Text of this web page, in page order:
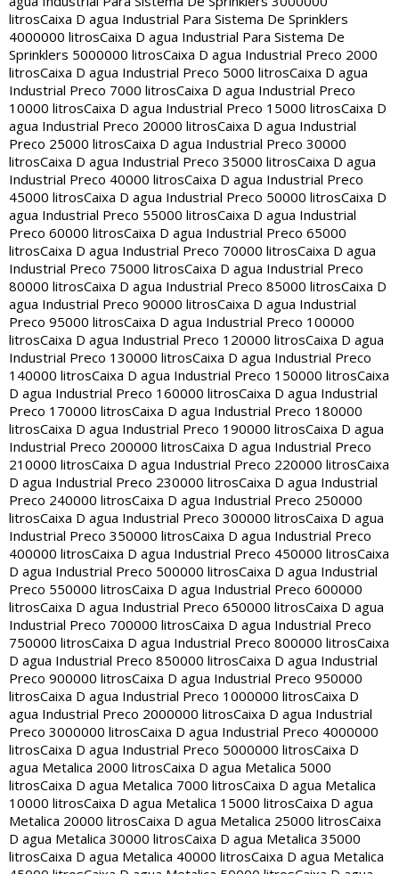
litrosCaixa D agua Industrial Para Sistema De Sprinklers
4000000 litrosCaixa D agua Industrial Para Sistema De
Sprinklers 5000000 litrosCaixa D agua Industrial Preco 2000
litrosCaixa D agua Industrial Preco 5000 litrosCaixa D agua
Industrial Preco 7000 litrosCaixa D agua Industrial Preco
10000 litrosCaixa D agua Industrial Preco 15000 litrosCaixa D
agua Industrial Preco 20000 litrosCaixa D agua Industrial
Preco 25000 litrosCaixa D agua Industrial Preco 30000
litrosCaixa D agua Industrial Preco 35000 litrosCaixa D agua
Industrial Preco 40000 litrosCaixa D agua Industrial Preco
45000 litrosCaixa D agua Industrial Preco 50000 litrosCaixa D
agua Industrial Preco 55000 litrosCaixa D agua Industrial
Preco 60000 litrosCaixa D agua Industrial Preco 65000
litrosCaixa D agua Industrial Preco 70000 litrosCaixa D agua
Industrial Preco 75000 litrosCaixa D agua Industrial Preco
80000 litrosCaixa D agua Industrial Preco 85000 litrosCaixa D
agua Industrial Preco 90000 litrosCaixa D agua Industrial
Preco 95000 litrosCaixa D agua Industrial Preco 100000
litrosCaixa D agua Industrial Preco 120000 litrosCaixa D agua
Industrial Preco 130000 litrosCaixa D agua Industrial Preco
140000 litrosCaixa D agua Industrial Preco 150000 litrosCaixa
D agua Industrial Preco 160000 litrosCaixa D agua Industrial
Preco 170000 litrosCaixa D agua Industrial Preco 180000
litrosCaixa D agua Industrial Preco 190000 litrosCaixa D agua
Industrial Preco 200000 litrosCaixa D agua Industrial Preco
210000 litrosCaixa D agua Industrial Preco 220000 litrosCaixa
D agua Industrial Preco 230000 litrosCaixa D agua Industrial
Preco 240000 litrosCaixa D agua Industrial Preco 250000
litrosCaixa D agua Industrial Preco 300000 litrosCaixa D agua
Industrial Preco 350000 litrosCaixa D agua Industrial Preco
400000 litrosCaixa D agua Industrial Preco 450000 litrosCaixa
D agua Industrial Preco 500000 litrosCaixa D agua Industrial
Preco 550000 litrosCaixa D agua Industrial Preco 600000
litrosCaixa D agua Industrial Preco 650000 litrosCaixa D agua
Industrial Preco 700000 litrosCaixa D agua Industrial Preco
750000 litrosCaixa D agua Industrial Preco 800000 litrosCaixa
D agua Industrial Preco 850000 litrosCaixa D agua Industrial
Preco 900000 litrosCaixa D agua Industrial Preco 950000
litrosCaixa D agua Industrial Preco 1000000 litrosCaixa D
agua Industrial Preco 2000000 litrosCaixa D agua Industrial
Preco 3000000 litrosCaixa D agua Industrial Preco 4000000
litrosCaixa D agua Industrial Preco 5000000 litrosCaixa D
agua Metalica 2000 litrosCaixa D agua Metalica 5000
litrosCaixa D agua Metalica 7000 litrosCaixa D agua Metalica
10000 litrosCaixa D agua Metalica 15000 litrosCaixa D agua
Metalica 20000 litrosCaixa D agua Metalica 25000 litrosCaixa
D agua Metalica 30000 litrosCaixa D agua Metalica 35000
litrosCaixa D agua Metalica 40000 litrosCaixa D agua Metalica